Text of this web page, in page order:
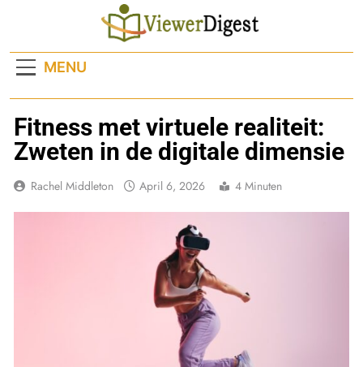
inhoud MENU
Fitness met virtuele realiteit:
Zweten in de digitale dimensie
Rachel Middleton April 6, 2026 4 Minuten